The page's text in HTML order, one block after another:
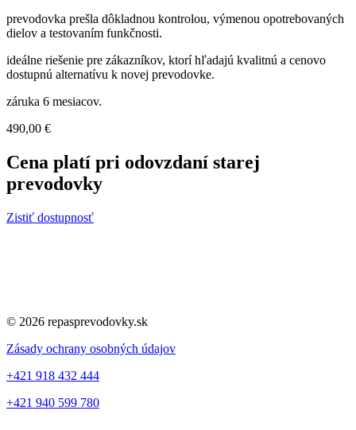
prevodovka prešla dôkladnou kontrolou, výmenou opotrebovaných
dielov a testovaním funkčnosti.
ideálne riešenie pre zákazníkov, ktorí hľadajú kvalitnú a cenovo
dostupnú alternatívu k novej prevodovke.
záruka 6 mesiacov.
490,00 €
Cena platí pri odovzdaní starej
prevodovky
Zistiť dostupnosť
© 2026 repasprevodovky.sk
Zásady ochrany osobných údajov
+421 918 432 444
+421 940 599 780